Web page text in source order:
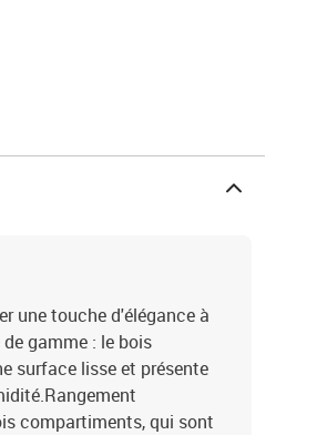
une touche d'élégance à
gamme : le bois
surface lisse et présente
compartiments, qui sont